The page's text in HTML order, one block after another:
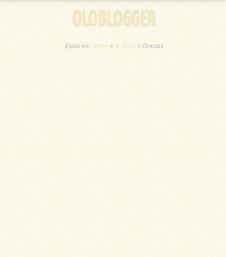
OLOBLOGGER
Estás en: Home » X-Topic » Gracias